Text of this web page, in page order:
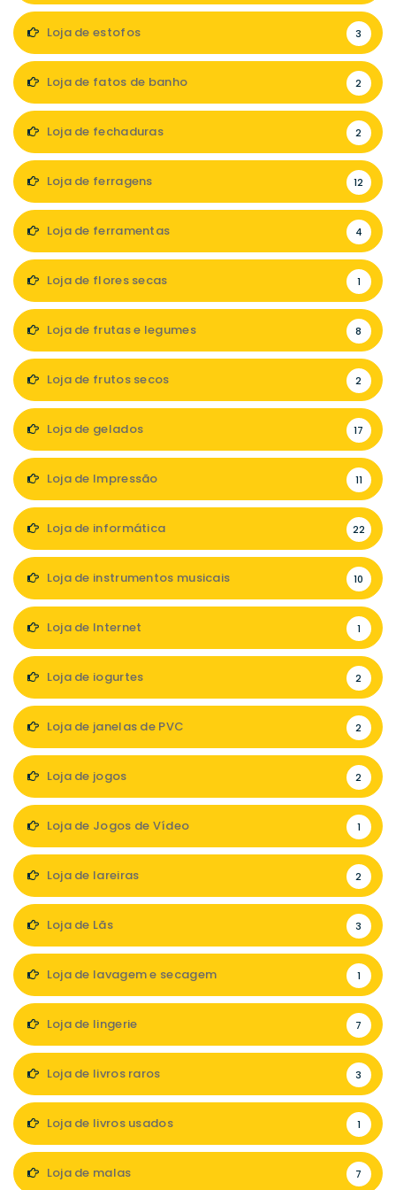
Loja de estofos 3
Loja de fatos de banho 2
Loja de fechaduras 2
Loja de ferragens 12
Loja de ferramentas 4
Loja de flores secas 1
Loja de frutas e legumes 8
Loja de frutos secos 2
Loja de gelados 17
Loja de Impressão 11
Loja de informática 22
Loja de instrumentos musicais 10
Loja de Internet 1
Loja de iogurtes 2
Loja de janelas de PVC 2
Loja de jogos 2
Loja de Jogos de Vídeo 1
Loja de lareiras 2
Loja de Lãs 3
Loja de lavagem e secagem 1
Loja de lingerie 7
Loja de livros raros 3
Loja de livros usados 1
Loja de malas 7